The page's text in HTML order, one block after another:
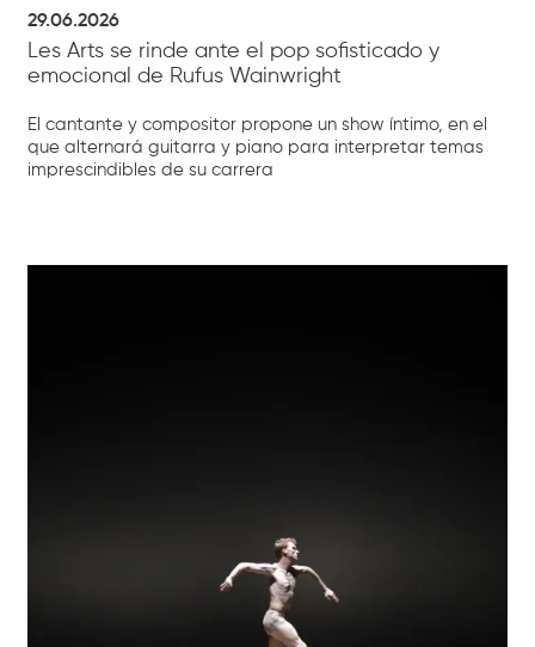
29.06.2026
Les Arts se rinde ante el pop sofisticado y
emocional de Rufus Wainwright
El cantante y compositor propone un show íntimo, en el
que alternará guitarra y piano para interpretar temas
imprescindibles de su carrera